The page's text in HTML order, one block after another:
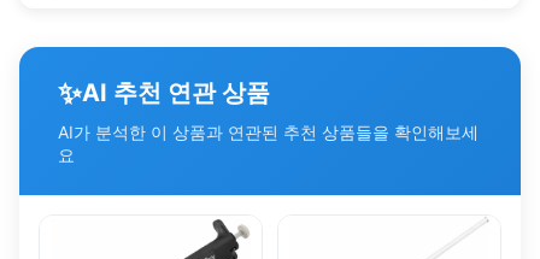
✨AI 추천 연관 상품
AI가 분석한 이 상품과 연관된 추천 상품들을 확인해보세
요